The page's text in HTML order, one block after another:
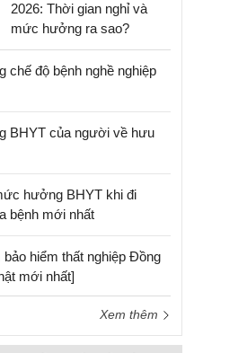
2026: Thời gian nghỉ và
mức hưởng ra sao?
chế độ bệnh nghề nghiệp
BHYT của người về hưu
hưởng BHYT khi đi
bệnh mới nhất
hiểm thất nghiệp Đồng
mới nhất]
Xem thêm